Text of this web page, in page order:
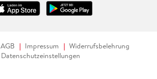
AGB Impressum
Widerrufsbelehrung
Datenschutzeinstellungen